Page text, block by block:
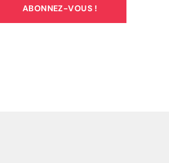
ABONNEZ-VOUS !